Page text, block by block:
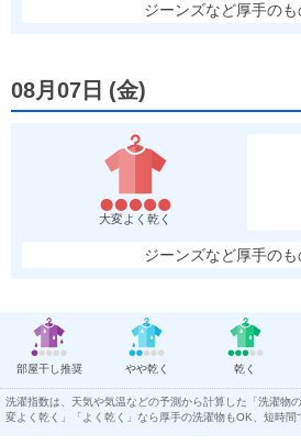
ジーンズなど厚手の
08月07日 (金)
大変よく乾く
ジーンズなど厚手の
部屋干し推奨 やや乾く 乾く
洗濯指数は、天気や気温などの予測から計算した「洗濯物
変よく乾く」「よく乾く」なら厚手の洗濯物もOK、短時間